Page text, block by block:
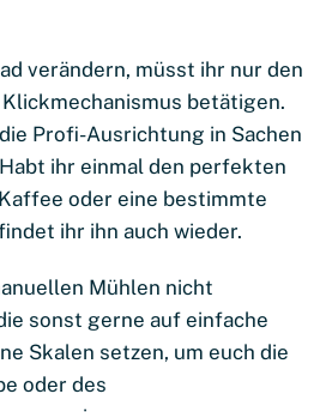
verändern, müsst ihr nur den
betätigen.
Profi-Ausrichtung in Sachen
ihr einmal den perfekten
oder eine bestimmte
ihr ihn auch wieder.
Mühlen nicht
sonst gerne auf einfache
Skalen setzen, um euch die
oder des